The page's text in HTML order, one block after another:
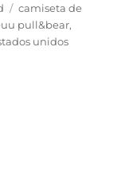
Etiquetas
camiseta de
pull&bear,
unidos